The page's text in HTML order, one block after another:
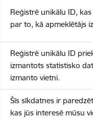
Reģistrē unikālu ID,
par to, kā apmeklētājs
Reģistrē unikālu ID
izmantots statistisko
izmanto vietni.
Šīs sīkdatnes ir
kas jūs interesē mūsu